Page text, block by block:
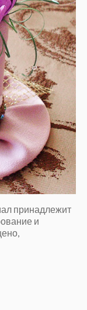
принадлежит
и